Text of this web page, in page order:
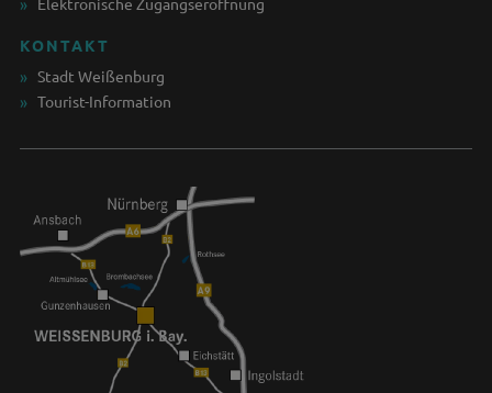
KONTAKT
Stadt Weißenburg
Tourist-Information